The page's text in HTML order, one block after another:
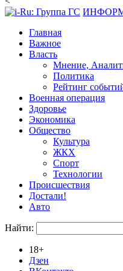
Главная
Важное
Власть
Мнение,
Политика
Рейтинг
Военная операция
Здоровье
Экономика
Общество
Культура
ЖКХ
Спорт
Технологии
Происшествия
Достали!
Авто
Найти:
18+
Дзен